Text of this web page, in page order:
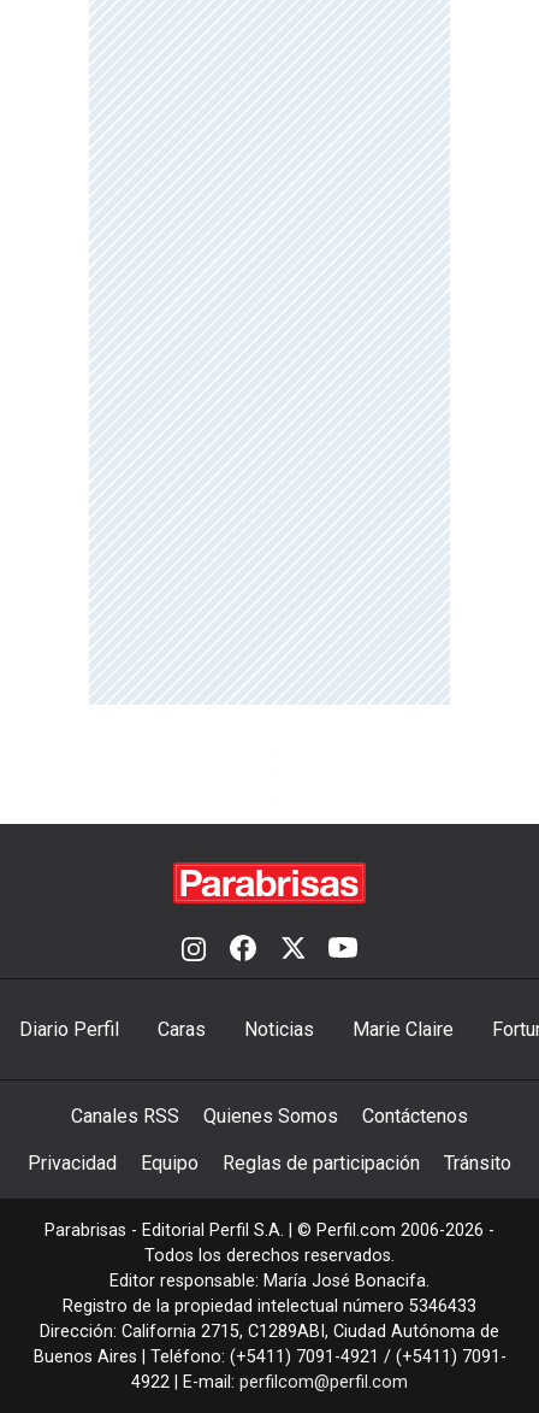
Diario Perfil Caras Noticias Marie Claire
Canales RSS Quienes Somos Contáctenos
Privacidad Equipo Reglas de participación Tránsito
Parabrisas - Editorial Perfil S.A. | © Perfil.com 2006-2026 -
Todos los derechos reservados.
Editor responsable: María José Bonacifa.
Registro de la propiedad intelectual número 5346433
Dirección: California 2715, C1289ABI , Ciudad Autónoma de
Buenos Aires | Teléfono: (+5411) 7091-4921 / (+5411) 7091-
4922 | E-mail: perfilcom@perfil.com